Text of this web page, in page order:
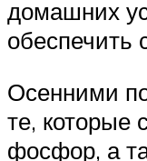
домашних
обеспечить
Осенними
те, которые
фосфор, а